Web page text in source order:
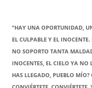
“HAY UNA OPORTUNIDAD,
EL CULPABLE Y EL
NO SOPORTO TANTA
INOCENTES, EL CIELO YA NO
HAS LLEGADO, PUEBLO MÍO?